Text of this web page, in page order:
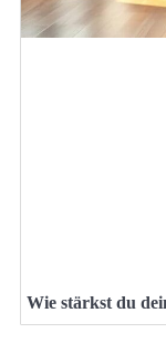
Wie stärkst du